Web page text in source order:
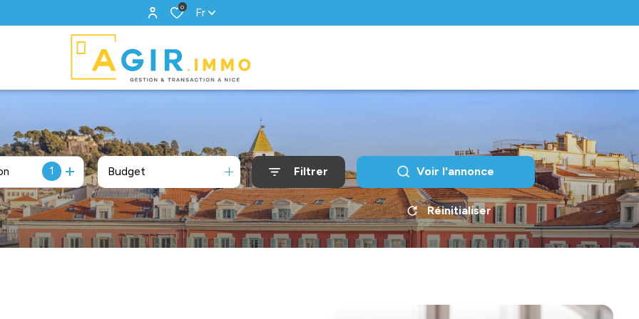
0 Fr
1 Budget Filtrer Voir l'annonce
Réinitialiser